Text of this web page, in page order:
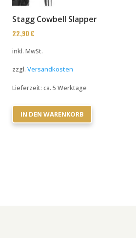
Stagg Cowbell Slapper
22,90€
inkl. MwSt.
zzgl.Versandkosten
Lieferzeit:ca. 5 Werktage
IN DEN WARENKORB